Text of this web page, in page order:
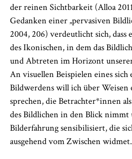
der reinen Sichtbarkeit (Alloa
Gedanken einer „pervasiven
2004, 206) verdeutlicht sich,
des Ikonischen, in dem das
und Abtreten im Horizont
An visuellen Beispielen eines sich
Bildwerdens will ich über
sprechen, die Betrachter*innen
des Bildlichen in den Blick nimmt
Bilderfahrung sensibilisiert, die
ausgehend vom Zwischen widmet.